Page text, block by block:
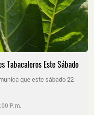
Tabacaleros Este Sábado
que este sábado 22
P. M.